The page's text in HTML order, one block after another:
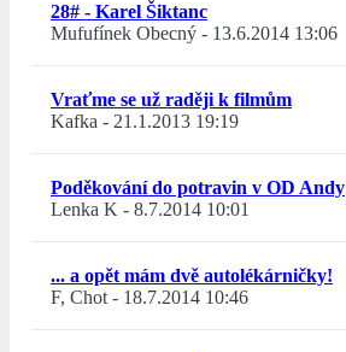
28# - Karel Šiktanc
Mufufínek Obecný - 13.6.2014 13:06
Vraťme se už raději k filmům
Kafka - 21.1.2013 19:19
Poděkování do potravin v OD Andy
Lenka K - 8.7.2014 10:01
... a opět mám dvě autolékárničky!
F, Chot- 18.7.2014 10:46